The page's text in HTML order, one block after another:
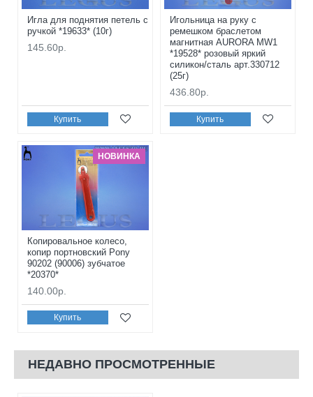
Игла для поднятия петель с
ручкой *19633* (10г)
145.60р.
Купить
Игольница на руку с
ремешком браслетом
магнитная AURORA MW1
*19528* розовый яркий
силикон/сталь арт.330712
(25г)
436.80р.
Купить
НОВИНКА
Копировальное колесо,
копир портновский Pony
90202 (90006) зубчатое
*20370*
140.00р.
Купить
НЕДАВНО ПРОСМОТРЕННЫЕ